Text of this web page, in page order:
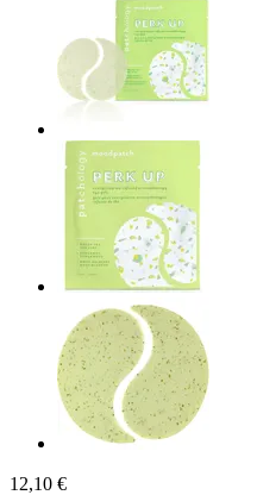
12,10 €